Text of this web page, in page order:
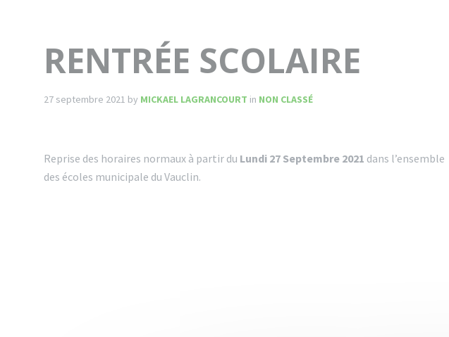
RENTRÉE SCOLAIRE
27 septembre 2021 by MICKAEL LAGRANCOURT in NON CLASSÉ
Reprise des horaires normaux à partir du Lundi 27 Septembre 2021 dans l’ensemble
des écoles municipale du Vauclin.